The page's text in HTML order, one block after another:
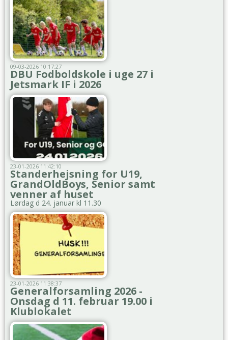
09-03-2026 10:17:27
DBU Fodboldskole i uge 27 i
Jetsmark IF i 2026
23-01-2026 11:42:10
Standerhejsning for U19,
GrandOldBoys, Senior samt
venner af huset
Lørdag d 24. januar kl 11.30
23-01-2026 11:38:37
Generalforsamling 2026 -
Onsdag d 11. februar 19.00 i
Klublokalet